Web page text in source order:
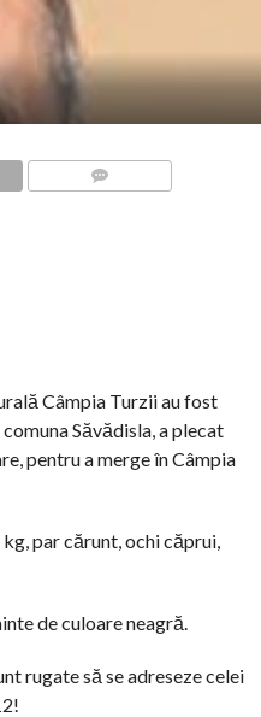
Câmpia Turzii au fost
Săvădisla, a plecat
pentru a merge în Câmpia
par cărunt, ochi căprui,
de culoare neagră.
rugate să se adreseze celei